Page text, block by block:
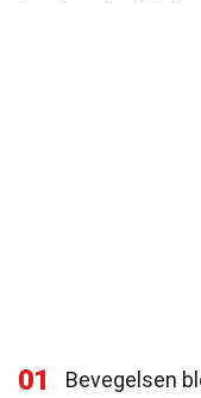
01
Bevegelsen